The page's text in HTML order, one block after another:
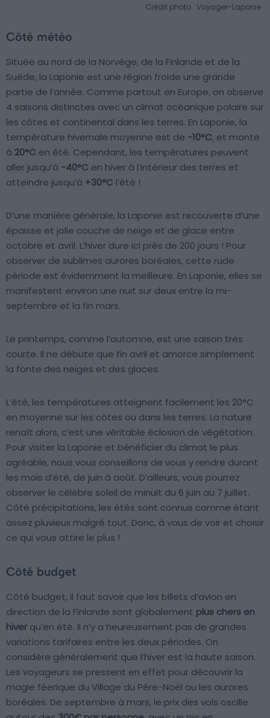
Crédit photo : Voyager-Laponie
Côté météo
Située au nord de la Norvège, de la Finlande et de la
Suède, la Laponie est une région froide une grande
partie de l’année. Comme partout en Europe, on observe
4 saisons distinctes avec un climat océanique polaire sur
les côtes et continental dans les terres. En Laponie, la
température hivernale moyenne est de -10°C, et monte
à 20°C en été. Cependant, les températures peuvent
aller jusqu’à -40°C en hiver à l’intérieur des terres et
atteindre jusqu’à +30°C l’été !
D’une manière générale, la Laponie est recouverte d’une
épaisse et jolie couche de neige et de glace entre
octobre et avril. L’hiver dure ici près de 200 jours ! Pour
observer de sublimes aurores boréales, cette rude
période est évidemment la meilleure. En Laponie, elles se
manifestent environ une nuit sur deux entre la mi-
septembre et la fin mars.
Le printemps, comme l’automne, est une saison très
courte. Il ne débute que fin avril et amorce simplement
la fonte des neiges et des glaces.
L’été, les températures atteignent facilement les 20°C
en moyenne sur les côtes ou dans les terres. La nature
renaît alors, c’est une véritable éclosion de végétation.
Pour visiter la Laponie et bénéficier du climat le plus
agréable, nous vous conseillons de vous y rendre durant
les mois d’été, de juin à août. D’ailleurs, vous pourrez
observer le célèbre soleil de minuit du 6 juin au 7 juillet.
Côté précipitations, les étés sont connus comme étant
assez pluvieux malgré tout. Donc, à vous de voir et choisir
ce qui vous attire le plus !
Côté budget
Côté budget, il faut savoir que les billets d’avion en
direction de la Finlande sont globalement plus chers en
hiver qu’en été. Il n’y a heureusement pas de grandes
variations tarifaires entre les deux périodes. On
considère généralement que l’hiver est la haute saison.
Les voyageurs se pressent en effet pour découvrir la
magie féerique du Village du Père-Noël ou les aurores
boréales. De septembre à mars, le prix des vols oscille